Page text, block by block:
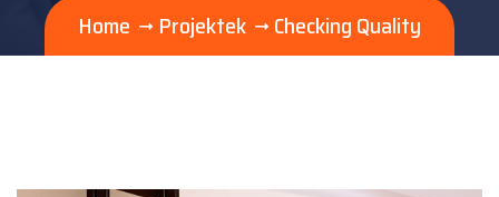
Home Projektek Checking Quality